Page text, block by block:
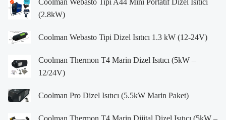
(2.8kW)
Coolman Webasto Tipi Dizel Isıtıcı 1.3 kW (12-24V)
Coolman Thermon T4 Marin Dizel Isıtıcı (5kW –
12/24V)
Coolman Pro Dizel Isıtıcı (5.5kW Marin Paket)
Coolman Thermon T4 Marin Dijital Dizel Isıtıcı (5kW –